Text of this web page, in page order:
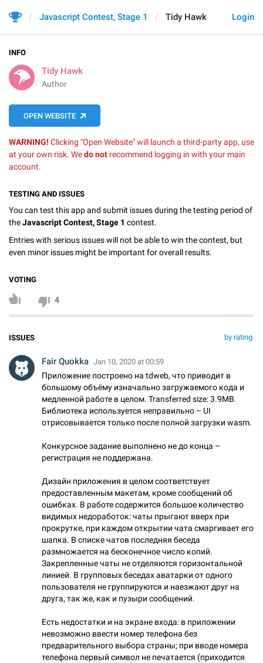
Login
Javascript Contest, Stage 1 Tidy Hawk
INFO
Tidy Hawk
Author
OPEN WEBSITE
WARNING! Clicking "Open Website" will launch a third-party app, use
at your own risk. Wedo not recommend logging in with your main
account.
TESTING AND ISSUES
You can test this app and submit issues during the testing period of
theJavascript Contest, Stage 1 contest.
Entries with serious issues will not be able to win the contest, but
even minor issues might be important for overall results.
VOTING
4
by rating
ISSUES
Fair Quokka Jan 10, 2020 at 00:59
Приложение построено на tdweb, что приводит в
большому объёму изначально загружаемого кода и
медленной работе в целом. Transferred size: 3.9MB.
Библиотека используется неправильно – UI
отрисовывается только после полной загрузки wasm.
Конкурсное задание выполнено не до конца –
регистрация не поддержана.
Дизайн приложения в целом соответствует
предоставленным макетам, кроме сообщений об
ошибках. В работе содержится большое количество
видимых недоработок: чаты прыгают вверх при
прокрутке, при каждом открытии чата смаргивает его
шапка. В списке чатов последняя беседа
размножается на бесконечное число копий.
Закрепленные чаты не отделяются горизонтальной
линией. В групповых беседах аватарки от одного
пользователя не группируются и наезжают друг на
друга, так же, как и пузыри сообщений.
Есть недостатки и на экране входа: в приложении
невозможно ввести номер телефона без
предварительного выбора страны; при вводе номера
телефона первый символ не печатается (приходится